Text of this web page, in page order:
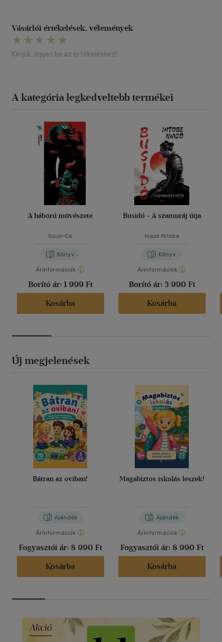
Vásárlói értékelések, vélemények
Kérjük, lépjen be az értékeléshez!
A kategória legkedveltebb termékei
A háború művészete
Szun-Ce
Könyv
Árinformációk
Borító ár: 1 999 Ft
Kosárba
Busidó - A szamuráj útja
Inazo Nitobe
Könyv
Árinformációk
Borító ár: 3 990 Ft
Kosárba
Új megjelenések
Bátran az oviban!
Ajándék
Árinformációk
Fogyasztói ár: 8 990 Ft
Kosárba
Magabiztos iskolás leszek!
Ajándék
Árinformációk
Fogyasztói ár: 8 990 Ft
Kosárba